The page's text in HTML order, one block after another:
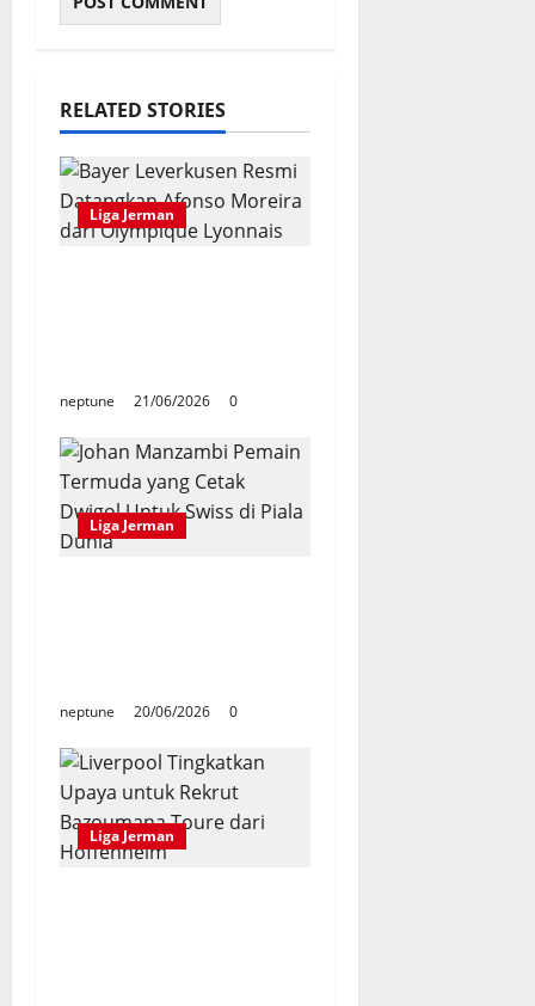
RELATED STORIES
Liga Jerman
neptune 21/06/2026 0
Liga Jerman
neptune 20/06/2026 0
Liga Jerman